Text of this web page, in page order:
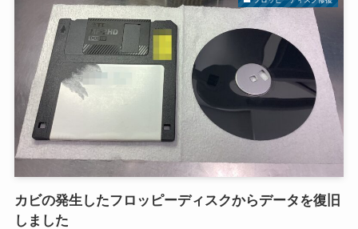
カビの発生したフロッピーディスクからデータを復旧
しました